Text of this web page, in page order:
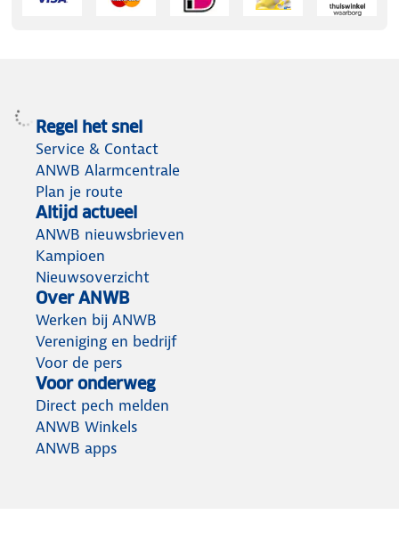
Regel het snel
Service & Contact
ANWB Alarmcentrale
Plan je route
Altijd actueel
ANWB nieuwsbrieven
Kampioen
Nieuwsoverzicht
Over ANWB
Werken bij ANWB
Vereniging en bedrijf
Voor de pers
Voor onderweg
Direct pech melden
ANWB Winkels
ANWB apps